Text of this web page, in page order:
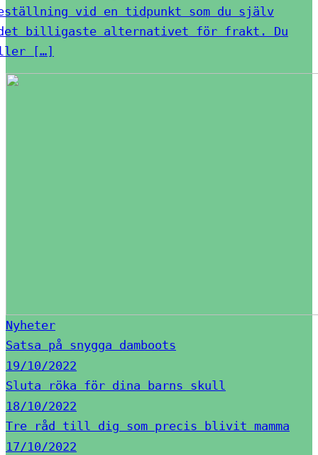
vid en tidpunkt som du själv
det billigaste alternativet för frakt. Du
[…]
Nyheter
Satsa på snygga damboots
19/10/2022
Sluta röka för dina barns skull
18/10/2022
Tre råd till dig som precis blivit mamma
17/10/2022